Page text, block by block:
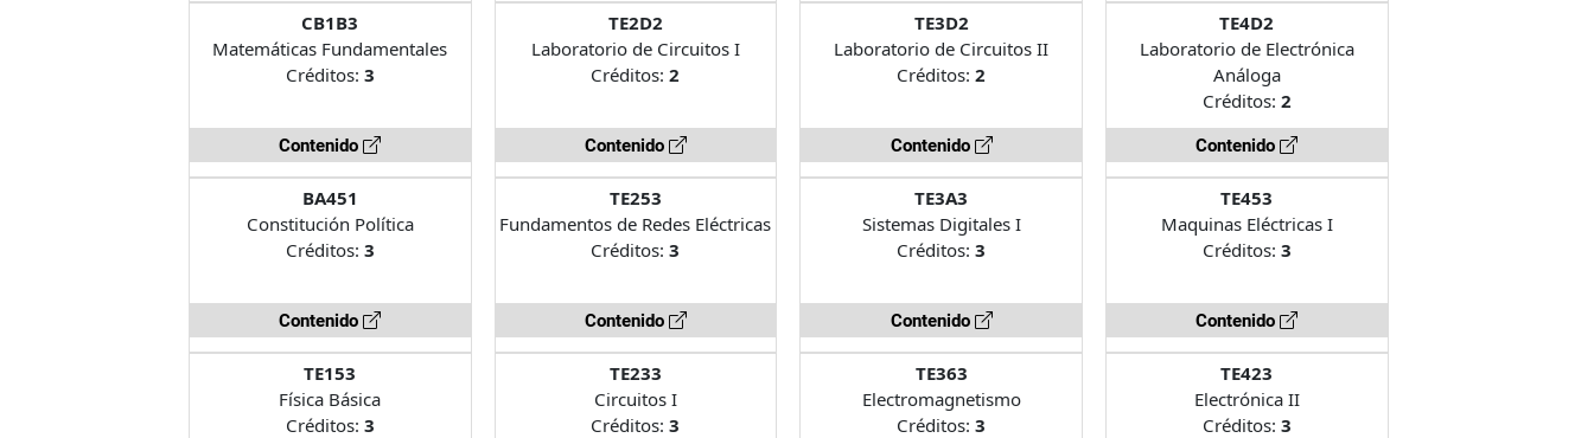
CB1B3
Matemáticas Fundamentales
Créditos: 3
Contenido
BA451
Constitución Política
Créditos: 3
Contenido
TE153
Física Básica
Créditos: 3
TE2D2
Laboratorio de Circuitos I
Créditos:2
Contenido
TE253
Fundamentos de Redes Eléctricas
Créditos:3
Contenido
TE233
Circuitos I
Créditos:3
TE3D2
Laboratorio de Circuitos II
Créditos:2
Contenido
TE3A3
Sistemas Digitales I
Créditos:3
Contenido
TE363
Electromagnetismo
Créditos:3
TE4D2
Laboratorio de Electrónica
Análoga
Créditos: 2
Contenido
TE453
Maquinas Eléctricas I
Créditos: 3
Contenido
TE423
Electrónica II
Créditos: 3